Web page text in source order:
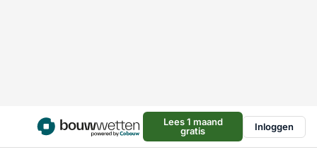
Lees 1 maand
gratis
Inloggen